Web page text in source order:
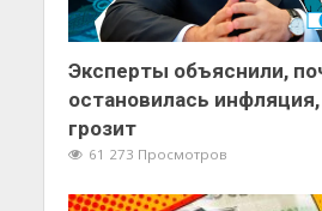
Эксперты объяснили,
остановилась
грозит
61 273 Просмотров